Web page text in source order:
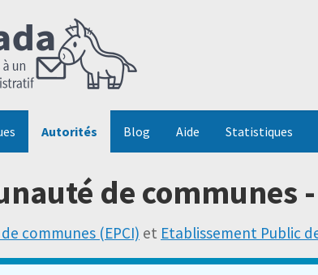
Autorités Blog Aide Statistiques
de communes
communes (EPCI) et Etablissement Public